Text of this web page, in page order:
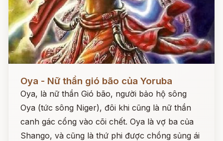
Oya - Nữ thần gió bão của Yoruba
Oya, là nữ thần Gió bão, người bảo hộ sông
Oya (tức sông Niger), đôi khi cũng là nữ thần
canh gác cổng vào cõi chết. Oya là vợ ba của
Shango, và cũng là thứ phi được chồng sủng ái